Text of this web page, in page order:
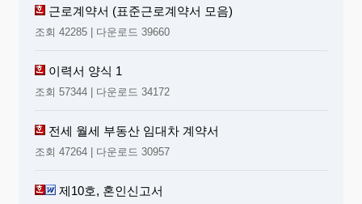
근로계약서 (표준근로계약서 모음)
조회 42285 | 다운로드 39660
이력서 양식 1
조회 57344 | 다운로드 34172
전세 월세 부동산 임대차 계약서
조회 47264 | 다운로드 30957
제10호, 혼인신고서